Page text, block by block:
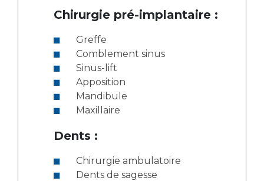
Chirurgie pré-implantaire :
Greffe
Comblement sinus
Sinus-lift
Apposition
Mandibule
Maxillaire
Dents :
Chirurgie ambulatoire
Dents de sagesse